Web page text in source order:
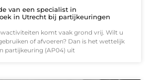
van een specialist in
in Utrecht bij partijkeuringen
komt vaak grond vrij. Wilt u
of afvoeren? Dan is het wettelijk
partijkeuring (AP04) uit